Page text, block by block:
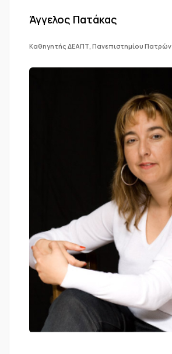
Άγγελος Πατάκας
Καθηγητής ΔΕΑΠΤ, Πανεπιστημίου Πατρών